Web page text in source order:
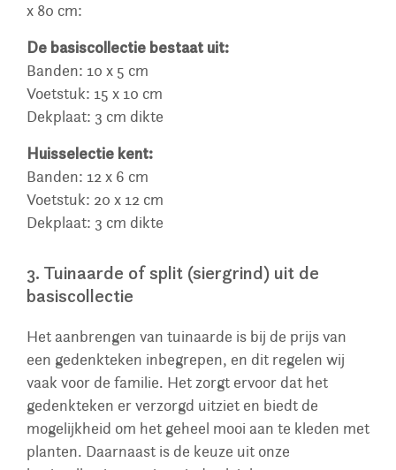
x 80 cm:
De basiscollectie bestaat uit:
Banden: 10 x 5 cm
Voetstuk: 15 x 10 cm
Dekplaat: 3 cm dikte
Huisselectie kent:
Banden: 12 x 6 cm
Voetstuk: 20 x 12 cm
Dekplaat: 3 cm dikte
3. Tuinaarde of split (siergrind) uit de
basiscollectie
Het aanbrengen van tuinaarde is bij de prijs van
een gedenkteken inbegrepen, en dit regelen wij
vaak voor de familie. Het zorgt ervoor dat het
gedenkteken er verzorgd uitziet en biedt de
mogelijkheid om het geheel mooi aan te kleden met
planten. Daarnaast is de keuze uit onze